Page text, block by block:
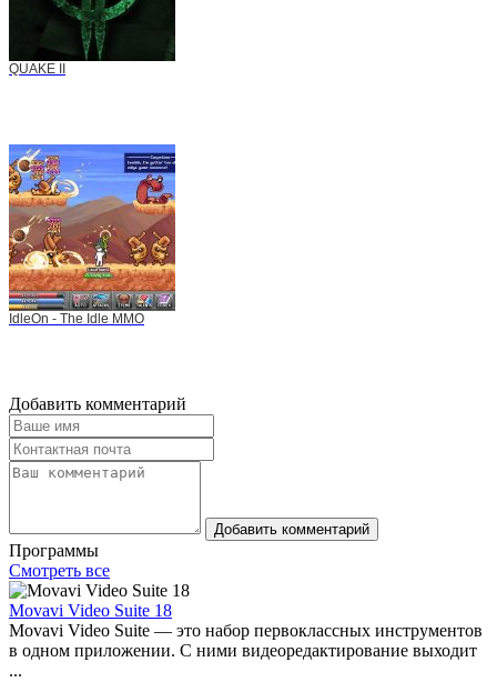
QUAKE II
IdleOn - The Idle MMO
Добавить комментарий
Добавить комментарий
Программы
Смотреть все
Movavi Video Suite 18
Movavi Video Suite — это набор первоклассных инструментов
в одном приложении. С ними видеоредактирование выходит
...